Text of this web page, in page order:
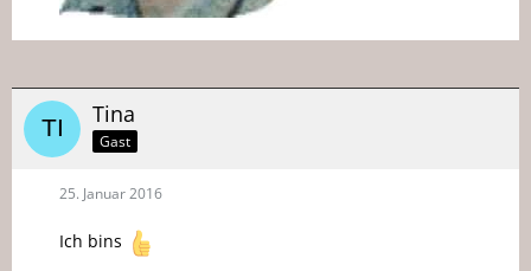
Tina
Gast
25. Januar 2016
Ich bins